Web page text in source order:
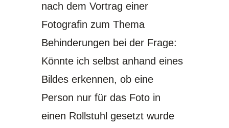
nach dem Vortrag einer
Fotografin zum Thema
Behinderungen bei der Frage:
Könnte ich selbst anhand eines
Bildes erkennen, ob eine
Person nur für das Foto in
einen Rollstuhl gesetzt wurde